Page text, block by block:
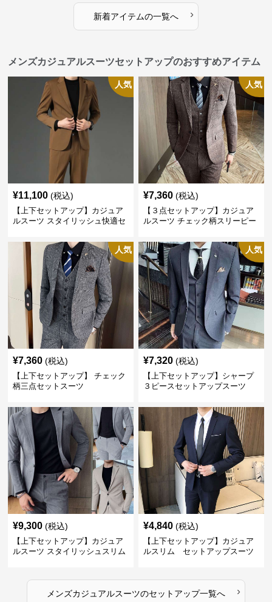
新着アイテムの一覧へ ›
メンズカジュアルスーツセットアップのおすすめアイテム
人気
¥11,100 (税込)
【上下セットアップ】カジュア
ルスーツ スタイリッシュ快適セ
人気
¥7,360 (税込)
【３点セットアップ】カジュア
ルスーツ チェック柄スリーピー
人気
¥7,360 (税込)
【上下セットアップ】 チェック
柄三点セットスーツ
人気
¥7,320 (税込)
【上下セットアップ】シャープ
３ピースセットアップスーツ
¥9,300 (税込)
【上下セットアップ】カジュア
ルスーツ スタイリッシュスリム
¥4,840 (税込)
【上下セットアップ】カジュア
ルスリム セットアップスーツ
メンズカジュアルスーツのセットアップ一覧へ ›